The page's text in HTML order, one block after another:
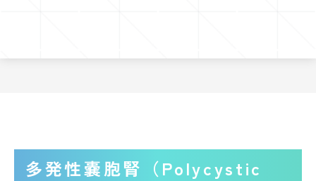
多発性嚢胞腎（Polycystic